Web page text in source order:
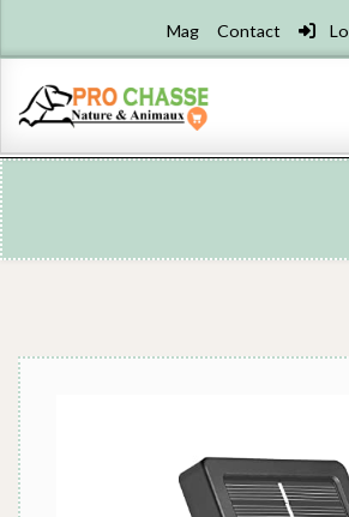
Mag Contact